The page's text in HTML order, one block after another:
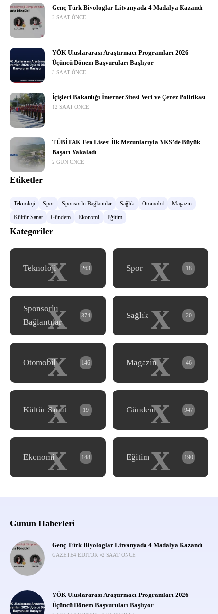
Genç Türk Biyologlar Litvanyada 4 Madalya Kazandı
2 SAAT ÖNCE
YÖK Uluslararası Araştırmacı Programları 2026
Üçüncü Dönem Başvuruları Başlıyor
3 SAAT ÖNCE
İçişleri Bakanlığı İnternet Sitesi Veri ve Çerez Politikası
12 SAAT ÖNCE
TÜBİTAK Fen Lisesi İlk Mezunlarıyla YKS’de Büyük
Başarı Yakaladı
2 GÜN ÖNCE
Etiketler
Teknoloji Spor Sponsorlu Bağlantılar Sağlık Otomobil
Magazin
Kültür Sanat
Gündem Ekonomi Eğitim
Kategoriler
x
Teknoloji 263 x
Spor 18
x
Sponsorlu
Bağlantılar
374 x
Sağlık 20
x
Otomobil 146 x
Magazin 46
x
Kültür Sanat 19 x
Gündem 947
x
Ekonomi 148 x
Eğitim 190
Günün Haberleri
Genç Türk Biyologlar Litvanyada 4 Madalya Kazandı
GAZETE4 EDITÖR 2 SAAT ÖNCE
YÖK Uluslararası Araştırmacı Programları 2026
Üçüncü Dönem Başvuruları Başlıyor